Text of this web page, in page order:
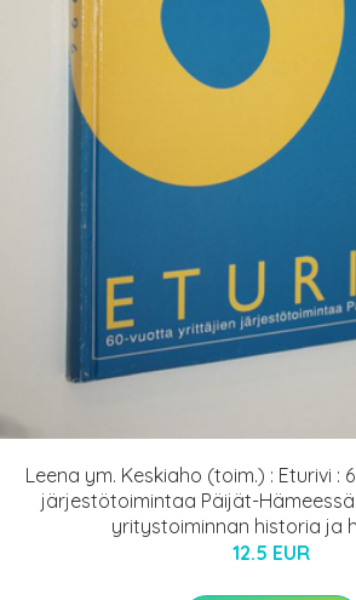
Leena ym. Keskiaho (toim.) : Eturivi
järjestötoimintaa Päijät-
yritystoiminnan historia ja
12.5 EUR